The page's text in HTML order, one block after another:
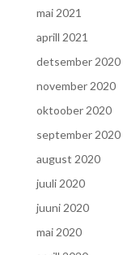
mai 2021
aprill 2021
detsember 2020
november 2020
oktoober 2020
september 2020
august 2020
juuli 2020
juuni 2020
mai 2020